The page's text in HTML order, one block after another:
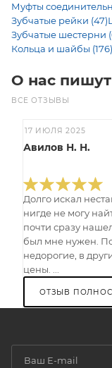
Муфты
Зубчатые рейки (47)
Зубчатые шестерни
Кольца и шайбы (176)
О нас пишут
ВСЕ ОТЗЫВЫ
17 ИЮЛЯ 2025
Авилов Н. Н.
Долго искал
нигде не могу
почти сразу
был мне нужен.
недорогие, в
цены. ...
ОТЗЫВ